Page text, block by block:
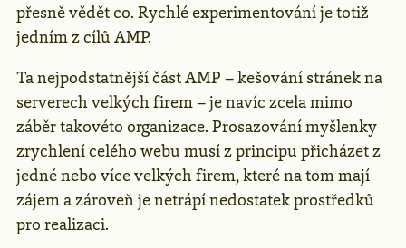
přesně vědět co. Rychlé experimentování je totiž
jedním z cílů AMP.
Ta nejpodstatnější část AMP – kešování stránek na
serverech velkých firem – je navíc zcela mimo
záběr takovéto organizace. Prosazování myšlenky
zrychlení celého webu musí z principu přicházet z
jedné nebo více velkých firem, které na tom mají
zájem a zároveň je netrápí nedostatek prostředků
pro realizaci.